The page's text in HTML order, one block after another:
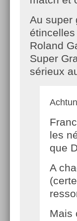
Au super
Roland
Super
sérieux
les
que
A
Mais